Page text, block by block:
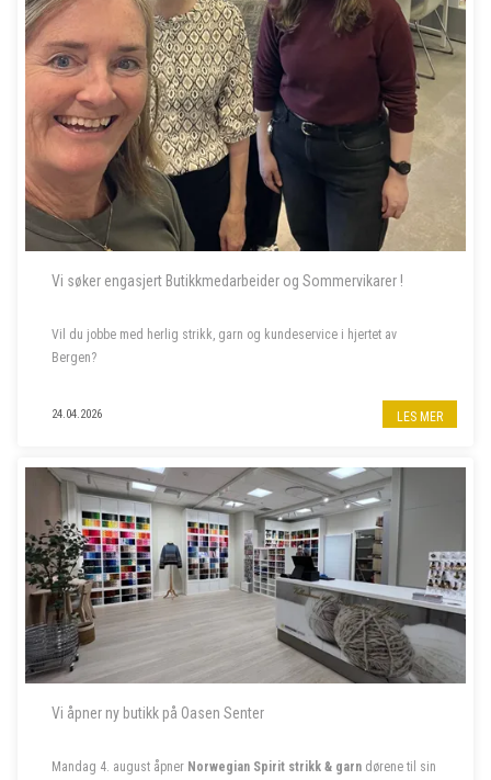
Vi søker engasjert Butikkmedarbeider og Sommervikarer !
Vil du jobbe med herlig strikk, garn og kundeservice i hjertet av
Bergen?
Til garnbutikken vår i Bergen sentrum søker vi butikkmedarbeider i
80% stilling, samt to sommervikarer. Les mer om stillingene nedenfor.
- - - - -
24.04.2026 LES MER
Vi åpner ny butikk på Oasen Senter
Mandag 4. august åpner Norwegian Spirit strikk & garn dørene til sin